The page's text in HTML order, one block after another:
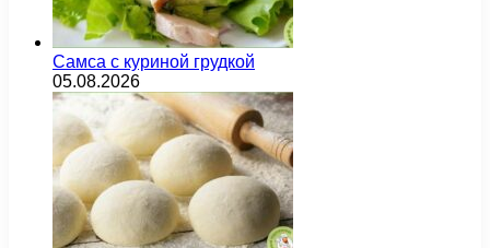
Самса с куриной грудкой
05.08.2026